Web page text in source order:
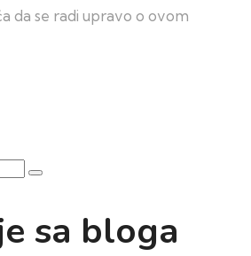
da se radi upravo o ovom
sa bloga